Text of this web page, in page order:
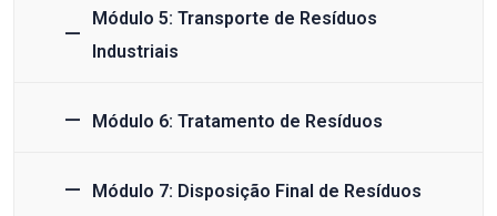
Módulo 5: Transporte de Resíduos
Industriais
Módulo 6: Tratamento de Resíduos
Módulo 7: Disposição Final de Resíduos